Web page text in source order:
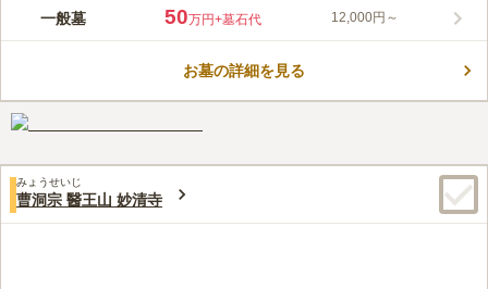
朗昌山 蓮久寺は、最初で最後の貴重な「墓地分譲」と言われて
れの方でも安心です。 ペットの供養塔もあるので、大切なペッ
口コミ評価
60代男性
最寄駅と間には、スーパーもあり、お花、お供物も気軽に購入で
き便利ですね。また、歩いて5分以内には、法事などにも利用できる飲食店
もありたいへん便利ですね。
一般墓 50万円+墓石代 12,000円～
お墓の詳細を見る
みょうせいじ
曹洞宗 醫王山 妙清寺